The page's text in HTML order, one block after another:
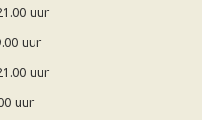
uur
uur
uur
uur